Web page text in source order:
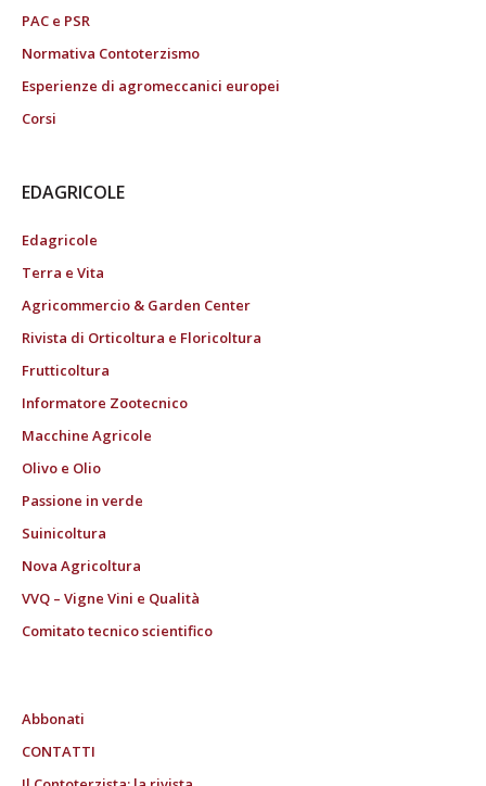
PAC e PSR
Normativa Contoterzismo
Esperienze di agromeccanici europei
Corsi
EDAGRICOLE
Edagricole
Terra e Vita
Agricommercio & Garden Center
Rivista di Orticoltura e Floricoltura
Frutticoltura
Informatore Zootecnico
Macchine Agricole
Olivo e Olio
Passione in verde
Suinicoltura
Nova Agricoltura
VVQ – Vigne Vini e Qualità
Comitato tecnico scientifico
Abbonati
CONTATTI